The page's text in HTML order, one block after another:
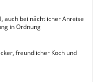
auch bei nächtlicher Anreise
in Ordnung
freundlicher Koch und